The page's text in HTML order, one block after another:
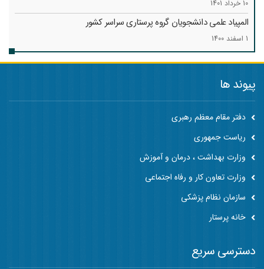
10 خرداد 1401
المپیاد علمی دانشجویان گروه پرستاری سراسر کشور
1 اسفند 1400
پیوند ها
دفتر مقام معظم رهبری
ریاست جمهوری
وزارت بهداشت ، درمان و آموزش
وزارت تعاون کار و رفاه اجتماعی
سازمان نظام پزشکی
خانه پرستار
دسترسی سریع